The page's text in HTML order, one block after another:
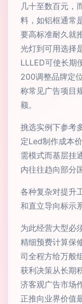
几十至数百元，
料，如铝框通常
要高标准耐久就
光灯到可用选择
LLLED可使长期
200调整品牌定
称常见广告项目
额。
挑选实例下参考
定Led制作成本
需模式而基层挂
内往往趋向部分
各种复杂对提升
和直立导向标示
为此经营大型必
精细预费计算保
司全程方给万般
获利决策从长期
济客观广告市场
正推向业界价值